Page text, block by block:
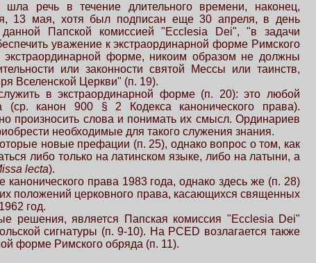
речь в течение длительного времени, наконец,
13 мая, хотя был подписан еще 30 апреля, в день
Папской комиссией "Ecclesia Dei", "в задачи
уважение к экстраординарной форме Римского
форме, никоим образом не должны
или законности святой Мессы или таинств,
Вселенской Церкви" (п. 19).
в экстраординарной форме (п. 20): это любой
(ср. канон 900 § 2 Кодекса канонического права).
произносить слова и понимать их смысл. Ординариев
необходимые для такого служения знания.
новые префации (п. 25), однако вопрос о том, как
либо только на латинском языке, либо на латыни, а
lecta).
права 1983 года, однако здесь же (п. 28)
положений церковного права, касающихся священных
год.
решения, является Папская комиссия "Ecclesia Dei"
сигнатуры (п. 9-10). На PCED возлагается также
форме Римского обряда (п. 11).